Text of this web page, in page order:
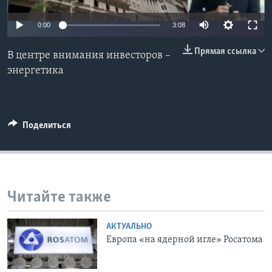
Learning English
СОЦИАЛЬНЫЕ СЕТИ
0:00 3:08
Прямая ссылка
В центре внимания инвесторов –
энергетика
Поделиться
Читайте также
АКТУАЛЬНО
Европа «на ядерной игле» Росатома